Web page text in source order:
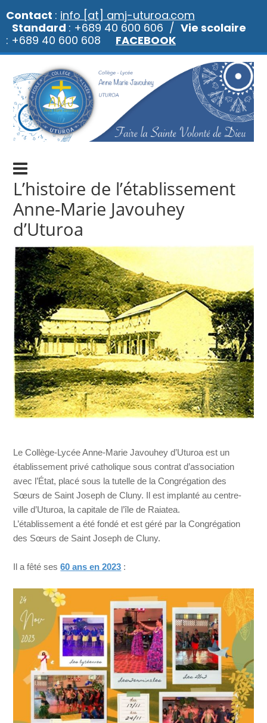
L’histoire de l’établissement
Anne-Marie Javouhey
d’Uturoa
Le Collège-Lycée Anne-Marie Javouhey d’Uturoa est un
établissement privé catholique sous contrat d’association
avec l’État, placé sous la tutelle de la Congrégation des
Sœurs de Saint Joseph de Cluny. Il est implanté au centre-
ville d’Uturoa, la capitale de l’île de Raiatea.
L’établissement a été fondé et est géré par la Congrégation
des Sœurs de Saint Joseph de Cluny.
Il a fêté ses60 ans en 2023 :
Contact : info [at] amj-uturoa.com
Standard : +689 40 600 606 / Vie scolaire
: +689 40 600 608 FACEBOOK